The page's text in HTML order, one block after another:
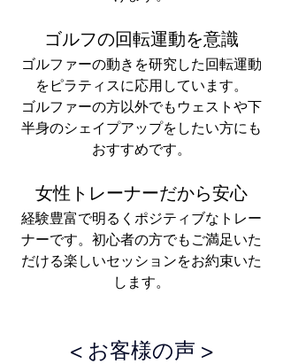
​ゴルフの回転運動を意識
ゴルファーの動きを研究した回転運動
をピラティスに応用しています。
​ゴルファーの方以外でもウェストや下
半身のシェイプアップをしたい方にも
おすすめです。
女性トレーナーだから安心
経験豊富で明るくポジティブなトレー
ナーです。初心者の方でもご満足いた
だける楽しいセッションをお約束いた
します。
< お客様の声 >